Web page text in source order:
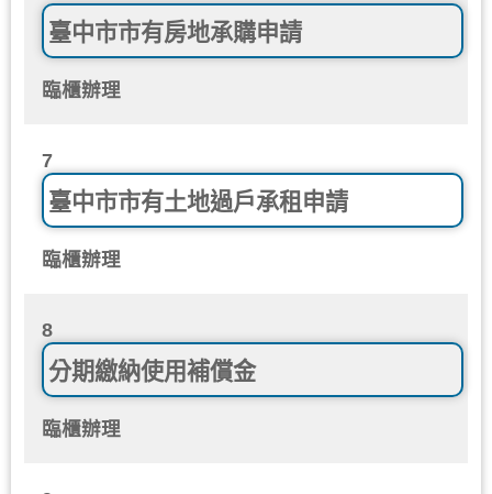
臺中市市有房地承購申請
臨櫃辦理
7
臺中市市有土地過戶承租申請
臨櫃辦理
8
分期繳納使用補償金
臨櫃辦理